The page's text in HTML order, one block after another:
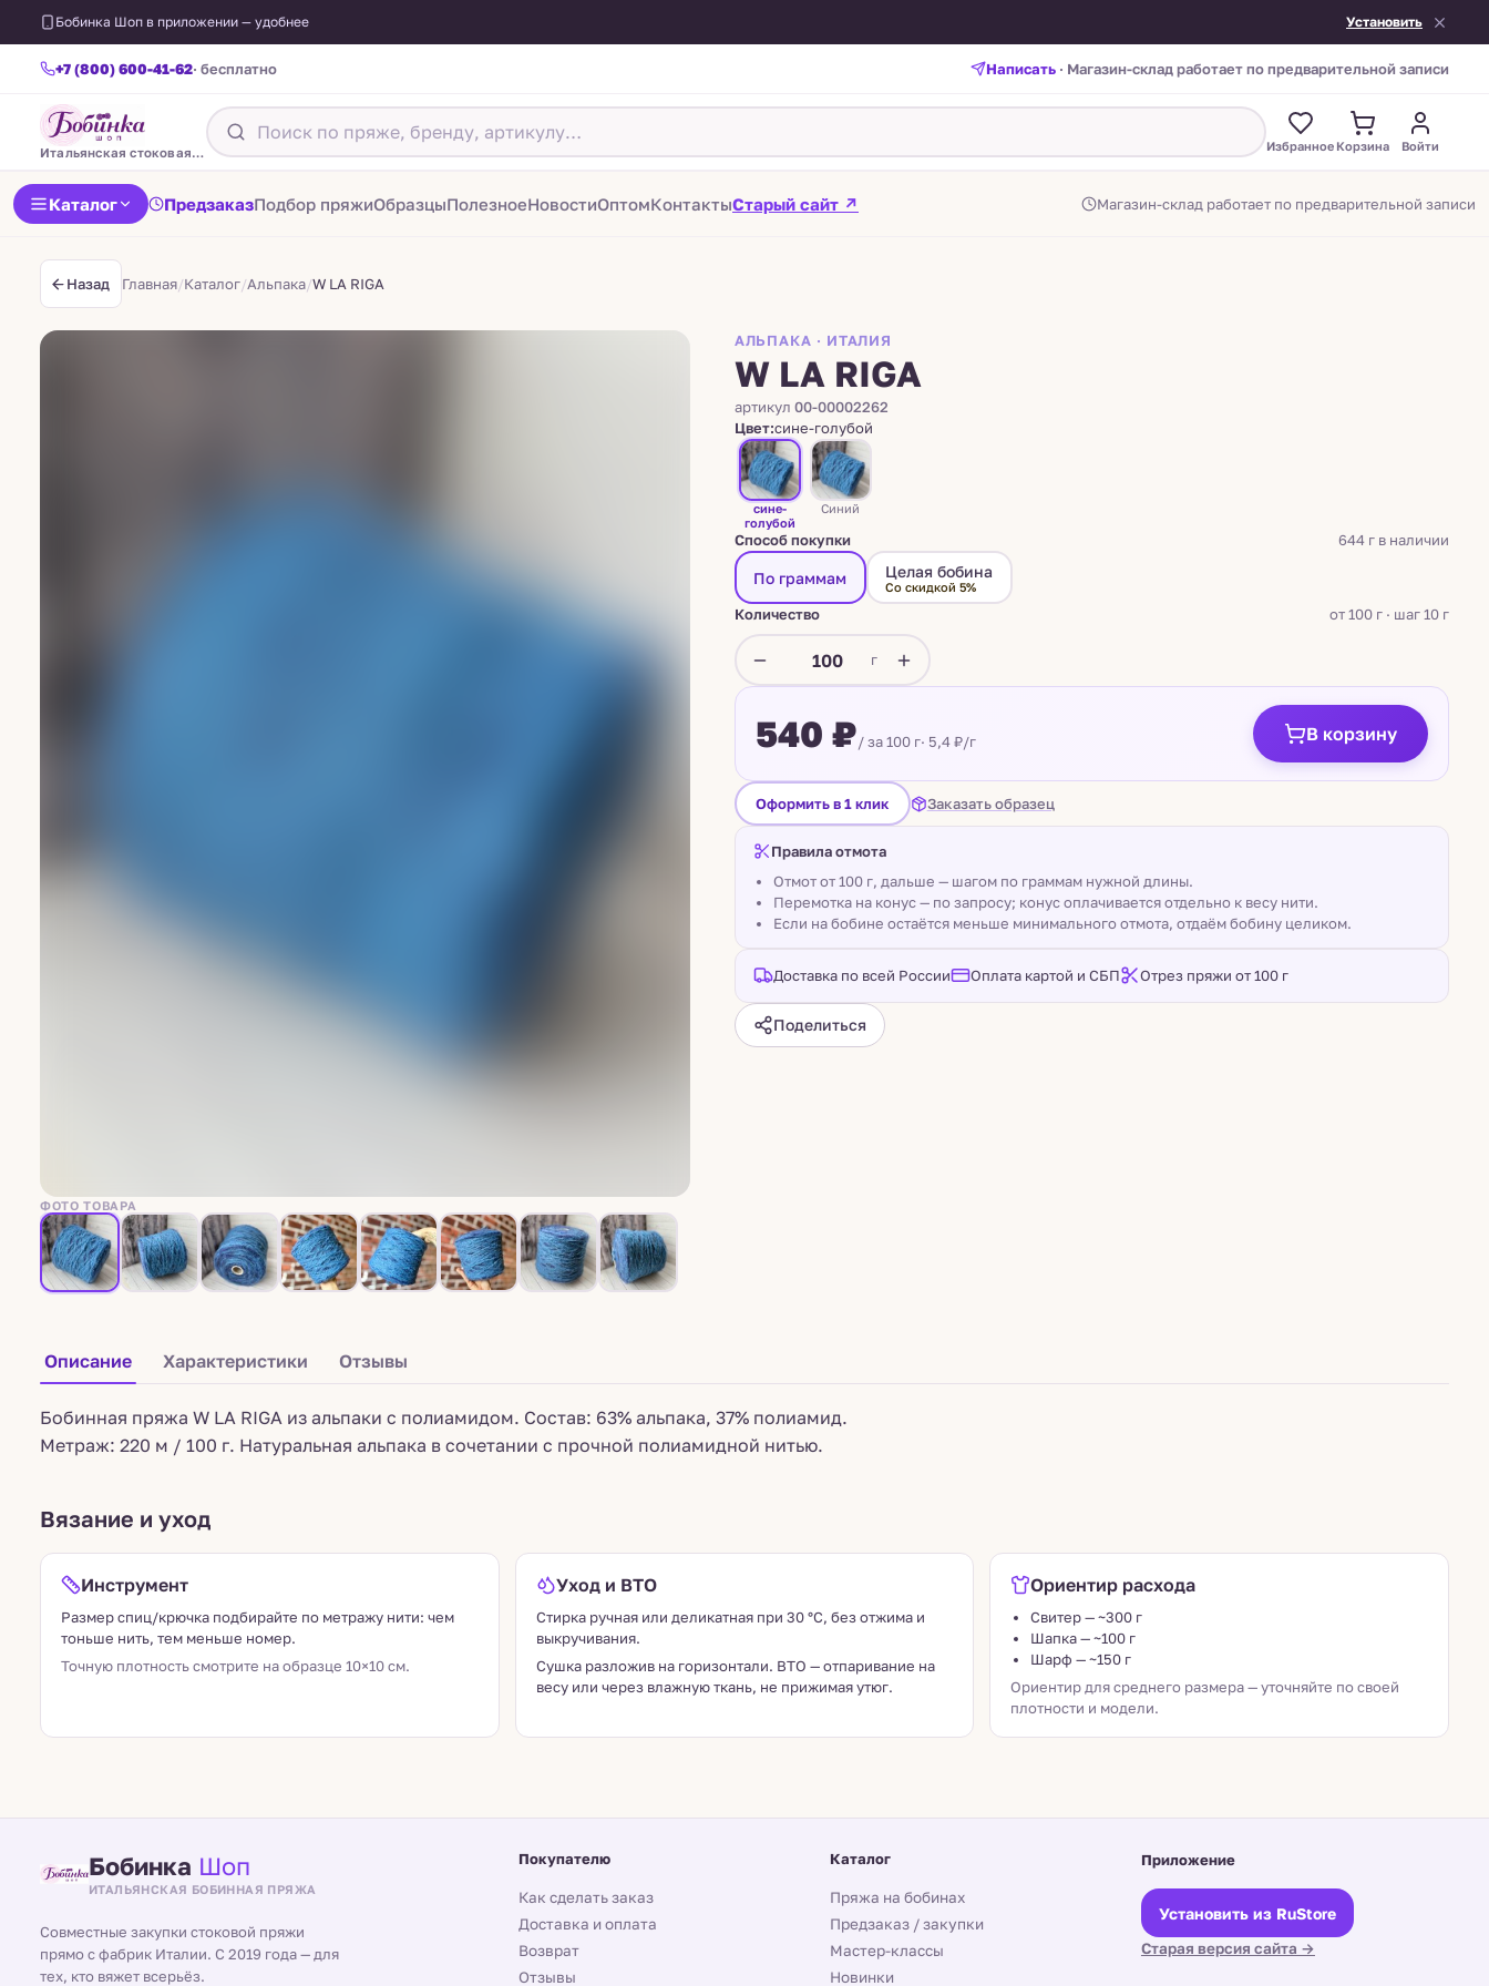
Бобинка Шоп в приложении — удобнее Установить
+7 (800) 600-41-62· бесплатно Написать · Магазин-склад работает по предварительной записи
Итальянская стоковая пряжа Избранное Корзина Войти
Каталог ПредзаказПодбор пряжиОбразцыПолезноеНовостиОптомКонтактыСтарый сайт ↗ Магазин-склад работает по предварительной записи
Назад Главная/Каталог/Альпака/W LA RIGA
ФОТО ТОВАРА
АЛЬПАКА · ИТАЛИЯ
W LA RIGA
артикул 00-00002262
Цвет:сине-голубой
сине-
голубой
Синий
Способ покупки 644 г в наличии
По граммам Целая бобина
Со скидкой 5%
Количество от 100 г · шаг 10 г
г
540 ₽/ за 100 г· 5,4 ₽/г В корзину
Оформить в 1 клик Заказать образец
Правила отмота
Отмот от 100 г, дальше — шагом по граммам нужной длины.
Перемотка на конус — по запросу; конус оплачивается отдельно к весу нити.
Если на бобине остаётся меньше минимального отмота, отдаём бобину целиком.
Доставка по всей России Оплата картой и СБП Отрез пряжи от 100 г
Поделиться
Описание Характеристики Отзывы
Бобинная пряжа W LA RIGA из альпаки с полиамидом. Состав: 63% альпака, 37% полиамид.
Метраж: 220 м / 100 г. Натуральная альпака в сочетании с прочной полиамидной нитью.
Вязание и уход
Инструмент
Размер спиц/крючка подбирайте по метражу нити: чем
тоньше нить, тем меньше номер.
Точную плотность смотрите на образце 10×10 см.
Уход и ВТО
Стирка ручная или деликатная при 30 °C, без отжима и
выкручивания.
Сушка разложив на горизонтали. ВТО — отпаривание на
весу или через влажную ткань, не прижимая утюг.
Ориентир расхода
Свитер — ~300 г
Шапка — ~100 г
Шарф — ~150 г
Ориентир для среднего размера — уточняйте по своей
плотности и модели.
Бобинка Шоп
ИТАЛЬЯНСКАЯ БОБИННАЯ ПРЯЖА
Совместные закупки стоковой пряжи
прямо с фабрик Италии. С 2019 года — для
тех, кто вяжет всерьёз.
Покупателю
Как сделать заказ
Доставка и оплата
Возврат
Отзывы
Каталог
Пряжа на бобинах
Предзаказ / закупки
Мастер-классы
Новинки
Приложение
Установить из RuStore
Старая версия сайта →